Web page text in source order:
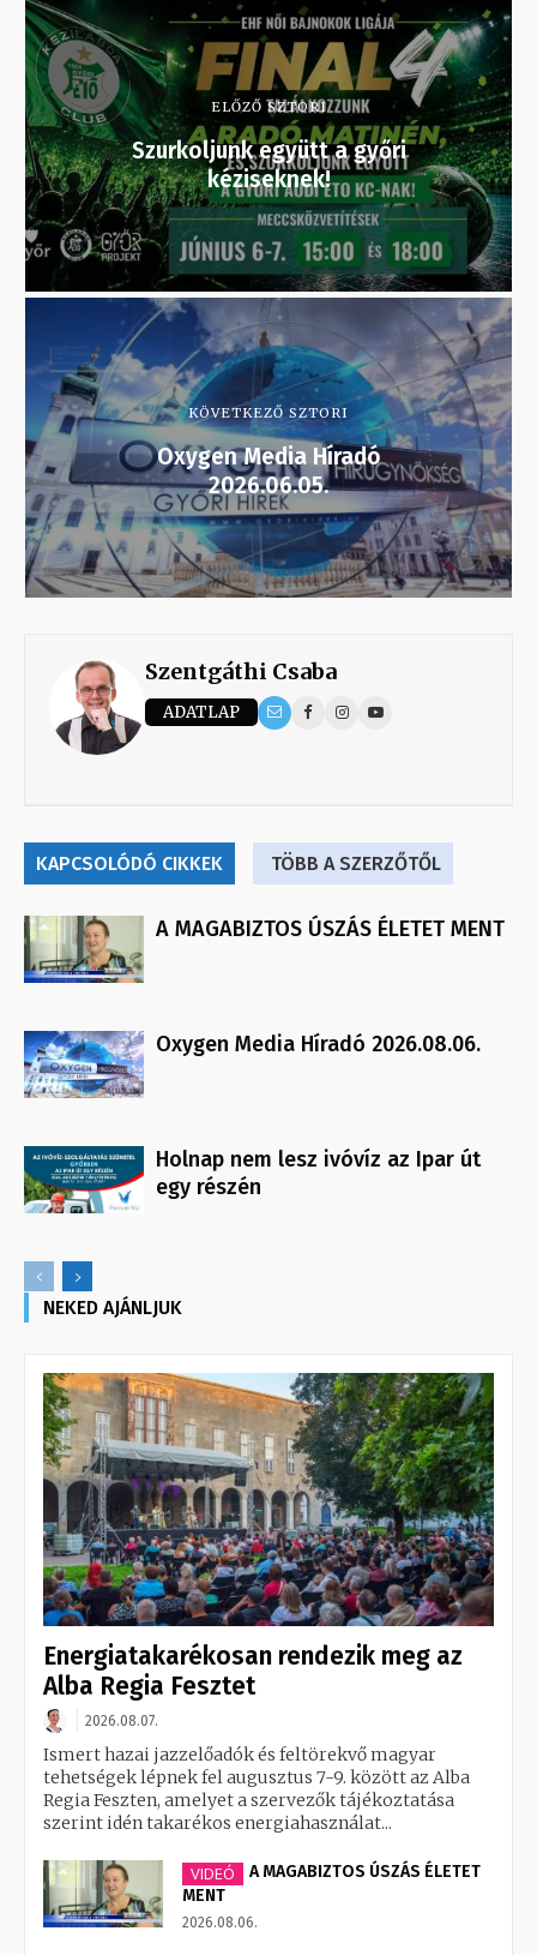
ELŐZŐ SZTORI
Szurkoljunk együtt a győri
kéziseknek!
KÖVETKEZŐ SZTORI
Oxygen Media Híradó
2026.06.05.
Szentgáthi Csaba
ADATLAP
KAPCSOLÓDÓ CIKKEK TÖBB A SZERZŐTŐL
A MAGABIZTOS ÚSZÁS ÉLETET MENT
Oxygen Media Híradó 2026.08.06.
Holnap nem lesz ivóvíz az Ipar út
egy részén
NEKED AJÁNLJUK
Energiatakarékosan rendezik meg az
Alba Regia Fesztet
2026.08.07.
Ismert hazai jazzelőadók és feltörekvő magyar
tehetségek lépnek fel augusztus 7-9. között az Alba
Regia Feszten, amelyet a szervezők tájékoztatása
szerint idén takarékos energiahasználat...
VIDEÓ
A MAGABIZTOS ÚSZÁS ÉLETET
MENT
2026.08.06.